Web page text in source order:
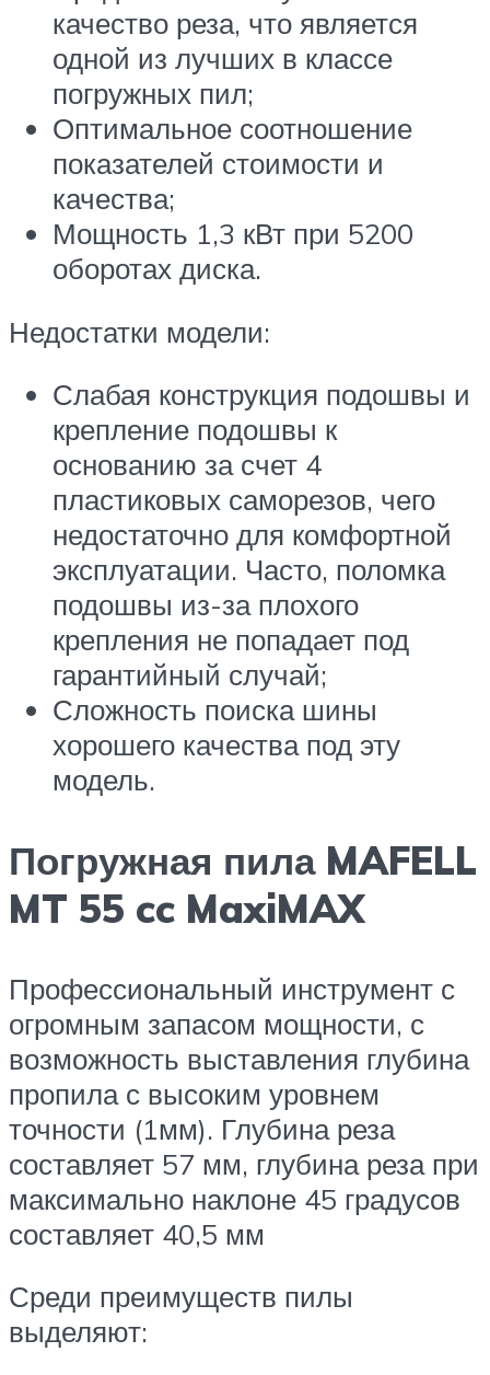
качество реза, что является
одной из лучших в классе
погружных пил;
Оптимальное соотношение
показателей стоимости и
качества;
Мощность 1,3 кВт при 5200
оборотах диска.
Недостатки модели:
Слабая конструкция подошвы и
крепление подошвы к
основанию за счет 4
пластиковых саморезов, чего
недостаточно для комфортной
эксплуатации. Часто, поломка
подошвы из-за плохого
крепления не попадает под
гарантийный случай;
Сложность поиска шины
хорошего качества под эту
модель.
Погружная пила MAFELL
MT 55 cc MaxiMAX
Профессиональный инструмент с
огромным запасом мощности, с
возможность выставления глубина
пропила с высоким уровнем
точности (1мм). Глубина реза
составляет 57 мм, глубина реза при
максимально наклоне 45 градусов
составляет 40,5 мм
Среди преимуществ пилы
выделяют: